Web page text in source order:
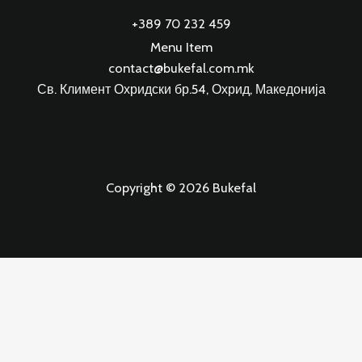
+389 70 232 459
Menu Item
contact@bukefal.com.mk
Св. Климент Охридски бр.54, Охрид, Македонија
Copyright © 2026 Bukefal